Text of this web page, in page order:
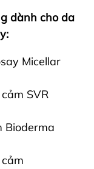
dành cho da
Micellar
SVR
Bioderma